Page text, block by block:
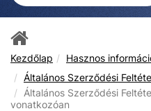
Kezdőlap Hasznos
Általános Szerződési
Általános Szerződési
vonatkozóan